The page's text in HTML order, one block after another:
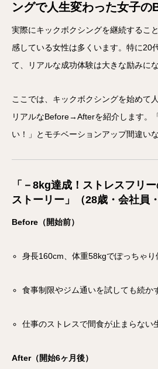
ングで人生変わった女子
実際にキックボクシングを継続するこ
感している女性は多くいます。特に20
て、リアルな成功体験は大きな励みにな
ここでは、キックボクシングを始めて
リアルなBefore→Afterを紹介します。
い！」とモチベーションアップ間違い
「－8kg達成！ストレスフリ
ストーリー」（28歳・会社員
Before（開始前）
身長160cm、体重58kgでぽっちゃり
食事制限やジム通いを試しても続か
仕事のストレスで間食が止まらない
After（開始6ヶ月後）